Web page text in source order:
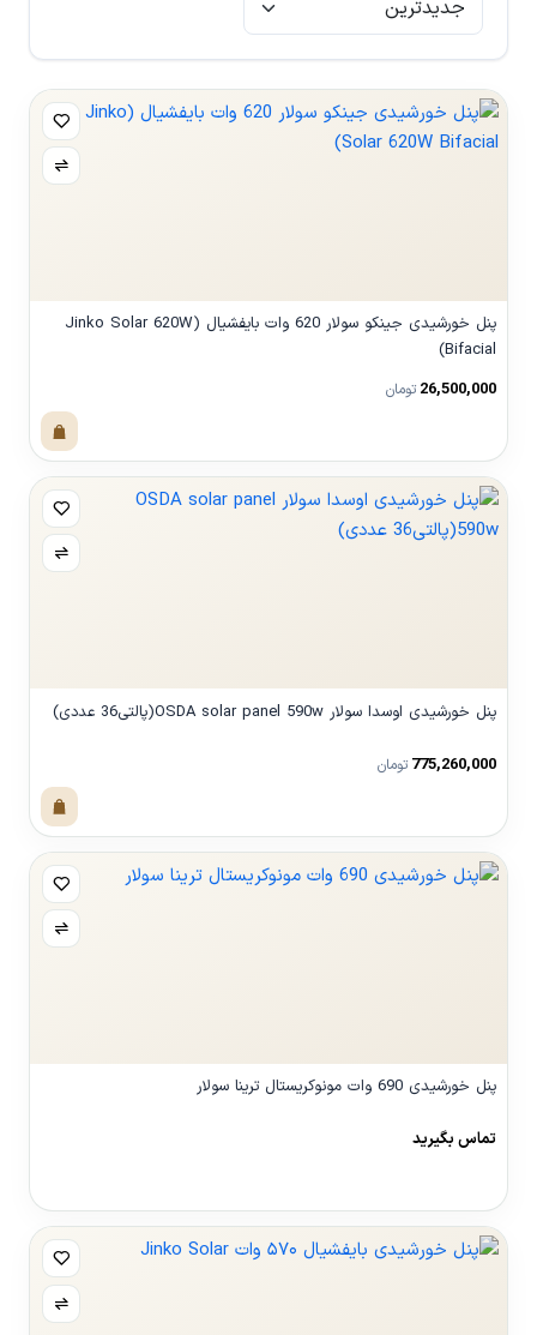
پنل خورشیدی جینکو سولار 620 وات بایفشیال (Jinko Solar 620W
Bifacial)
26,500,000 تومان
پنل خورشیدی اوسدا سولار OSDA solar panel 590w(پالتی36 عددی)
775,260,000 تومان
پنل خورشیدی 690 وات مونوکریستال ترینا سولار
تماس بگیرید